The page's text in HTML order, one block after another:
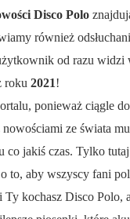
Disco Polo
również
od razu widzi
roku2021!
ponieważ ciągle
nowościami ze świata
co jakiś czas. Tylko
to, aby wszyscy fani
Ty kochasz Disco Polo,